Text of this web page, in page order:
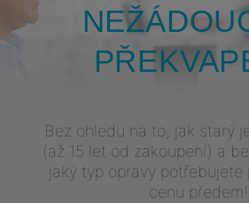
Bez ohledu na to, jak starý
(až 15 let od zakoupení) a
jaký typ opravy
cenu předem!